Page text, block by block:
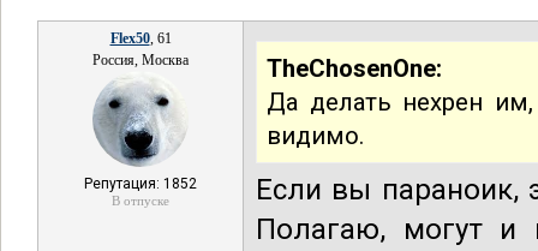
Flex50, 61
Россия, Москва
Репутация: 1852
В отпуске
TheChosenOne:
Да делать нехрен
видимо.
Если вы параноик,
Полагаю, могут и